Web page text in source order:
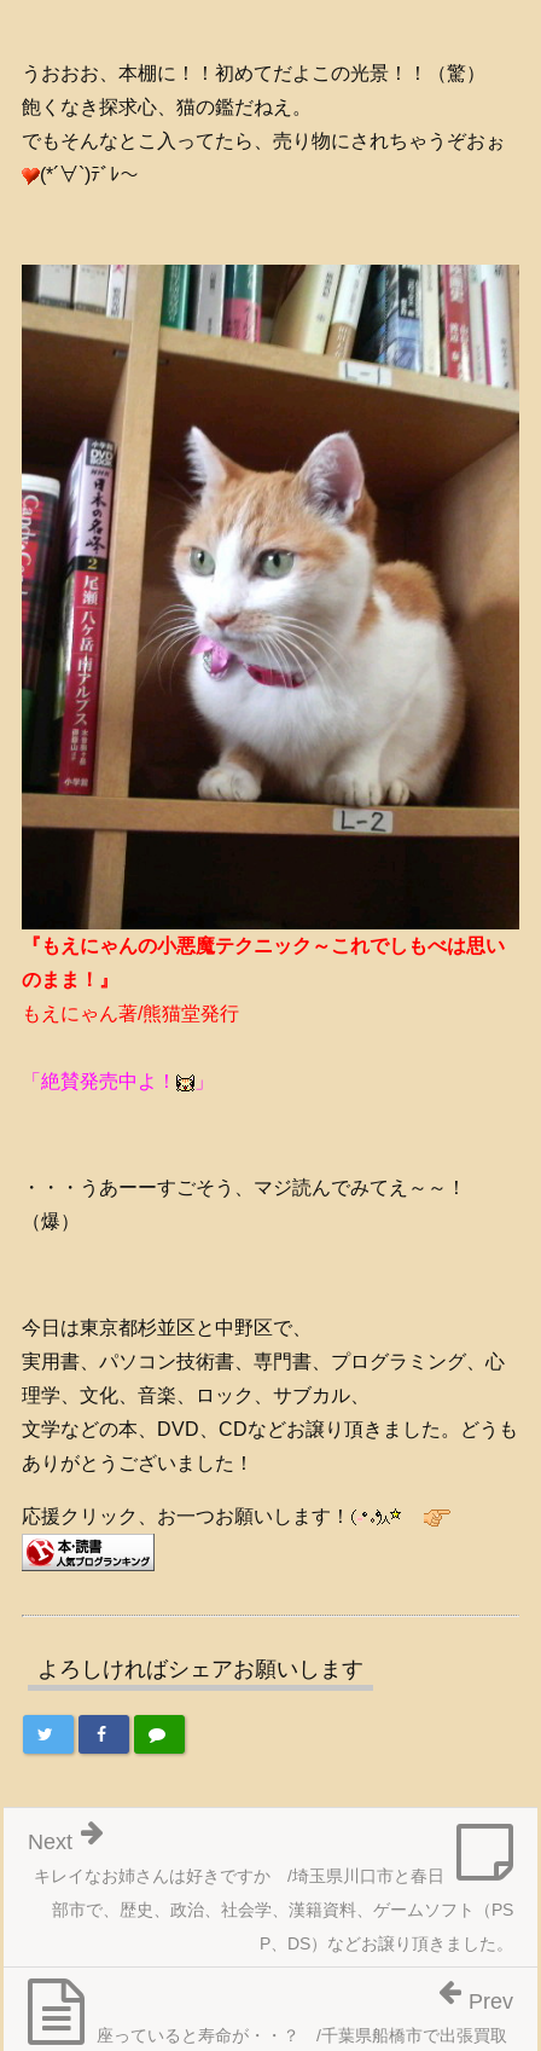
うおおお、本棚に！！初めてだよこの光景！！（驚）
飽くなき探求心、猫の鑑だねえ。
でもそんなとこ入ってたら、売り物にされちゃうぞおぉ
(*´∀`)ﾃﾞﾚ～
『もえにゃんの小悪魔テクニック～これでしもべは思い
のまま！』
もえにゃん著/熊猫堂発行
「絶賛発売中よ！ 」
・・・うあーーすごそう、マジ読んでみてえ～～！
（爆）
今日は東京都杉並区と中野区で、
実用書、パソコン技術書、専門書、プログラミング、心
理学、文化、音楽、ロック、サブカル、
文学などの本、DVD、CDなどお譲り頂きました。どうも
ありがとうございました！
応援クリック、お一つお願いします！
よろしければシェアお願いします
キレイなお姉さんは好きですか /埼玉県川口市と春日
部市で、歴史、政治、社会学、漢籍資料、ゲームソフト（PS
P、DS）などお譲り頂きました。
Next
座っていると寿命が・・？ /千葉県船橋市で出張買取
Prev